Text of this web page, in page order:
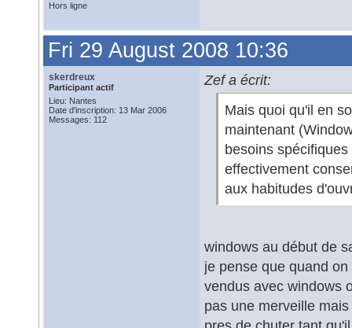
Hors ligne
Fri 29 August 2008 10:36
skerdreux
Participant actif
Lieu: Nantes
Date d'inscription: 13 Mar 2006
Messages: 112
Zef a écrit:
Mais quoi qu'il en
maintenant
besoins
effectivement
aux habitudes
windows au début de
je pense que quand
vendus avec windows
pas une merveille